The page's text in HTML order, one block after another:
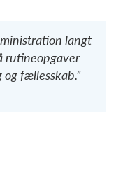
langt
rutineopgaver
fællesskab.”